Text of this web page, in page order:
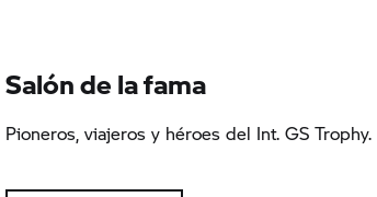
Salón de la fama
Pioneros, viajeros y héroes del Int.GS Trophy.